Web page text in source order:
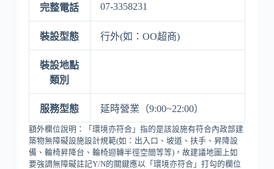
完整電話 07-3358231
裝設型態 行外(如：OO超商)
裝設地點
類別
服務型態 延時營業（9:00~22:00）
額外欄位說明：「環境亦符合」指的是該設施有符合內政部建
築物無障礙設施設計規範(如：出入口、坡道、扶手、昇降設
備、輪椅昇降台、輪椅迴轉半徑空間等等)，故建議地圖上如
要強調無障礙註記Y/N的關鍵應以「環境亦符合」打勾的欄位